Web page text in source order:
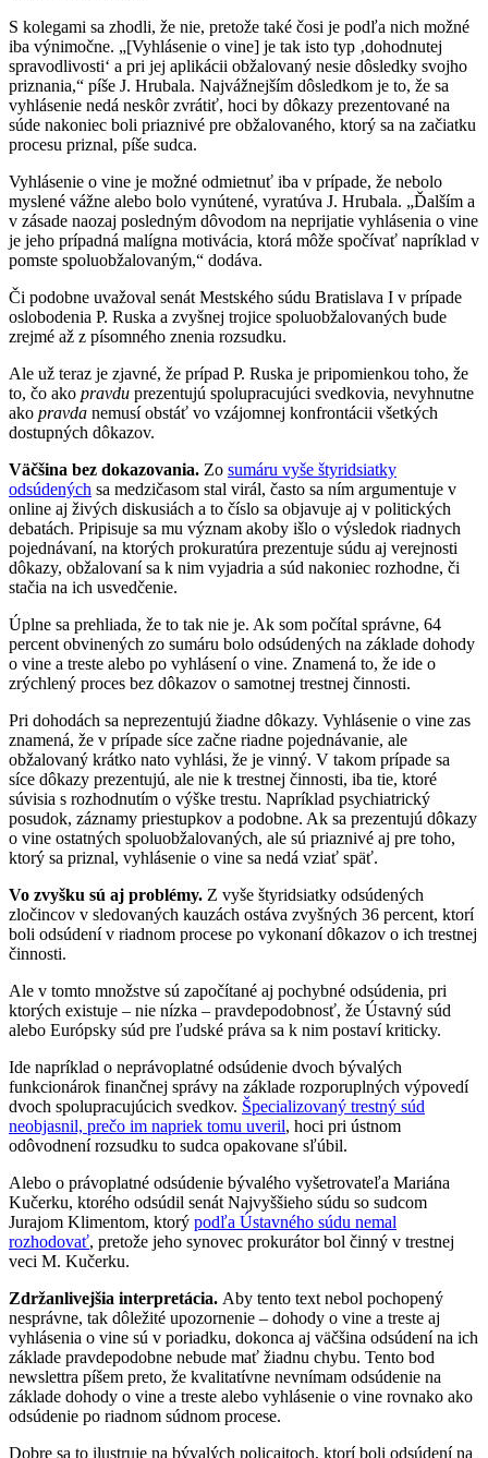
S kolegami sa zhodli, že nie, pretože také čosi je podľa nich možné
iba výnimočne. „[Vyhlásenie o vine] je tak isto typ ‚dohodnutej
spravodlivosti‘ a pri jej aplikácii obžalovaný nesie dôsledky svojho
priznania,“ píše J. Hrubala. Najvážnejším dôsledkom je to, že sa
vyhlásenie nedá neskôr zvrátiť, hoci by dôkazy prezentované na
súde nakoniec boli priaznivé pre obžalovaného, ktorý sa na začiatku
procesu priznal, píše sudca.
Vyhlásenie o vine je možné odmietnuť iba v prípade, že nebolo
myslené vážne alebo bolo vynútené, vyratúva J. Hrubala. „Ďalším a
v zásade naozaj posledným dôvodom na neprijatie vyhlásenia o vine
je jeho prípadná malígna motivácia, ktorá môže spočívať napríklad v
pomste spoluobžalovaným,“ dodáva.
Či podobne uvažoval senát Mestského súdu Bratislava I v prípade
oslobodenia P. Ruska a zvyšnej trojice spoluobžalovaných bude
zrejmé až z písomného znenia rozsudku.
Ale už teraz je zjavné, že prípad P. Ruska je pripomienkou toho, že
to, čo ako pravdu prezentujú spolupracujúci svedkovia, nevyhnutne
ako pravda nemusí obstáť vo vzájomnej konfrontácii všetkých
dostupných dôkazov.
Väčšina bez dokazovania. Zo sumáru vyše štyridsiatky
odsúdených sa medzičasom stal virál, často sa ním argumentuje v
online aj živých diskusiách a to číslo sa objavuje aj v politických
debatách. Pripisuje sa mu význam akoby išlo o výsledok riadnych
pojednávaní, na ktorých prokuratúra prezentuje súdu aj verejnosti
dôkazy, obžalovaní sa k nim vyjadria a súd nakoniec rozhodne, či
stačia na ich usvedčenie.
Úplne sa prehliada, že to tak nie je. Ak som počítal správne, 64
percent obvinených zo sumáru bolo odsúdených na základe dohody
o vine a treste alebo po vyhlásení o vine. Znamená to, že ide o
zrýchlený proces bez dôkazov o samotnej trestnej činnosti.
Pri dohodách sa neprezentujú žiadne dôkazy. Vyhlásenie o vine zas
znamená, že v prípade síce začne riadne pojednávanie, ale
obžalovaný krátko nato vyhlási, že je vinný. V takom prípade sa
síce dôkazy prezentujú, ale nie k trestnej činnosti, iba tie, ktoré
súvisia s rozhodnutím o výške trestu. Napríklad psychiatrický
posudok, záznamy priestupkov a podobne. Ak sa prezentujú dôkazy
o vine ostatných spoluobžalovaných, ale sú priaznivé aj pre toho,
ktorý sa priznal, vyhlásenie o vine sa nedá vziať späť.
Vo zvyšku sú aj problémy. Z vyše štyridsiatky odsúdených
zločincov v sledovaných kauzách ostáva zvyšných 36 percent, ktorí
boli odsúdení v riadnom procese po vykonaní dôkazov o ich trestnej
činnosti.
Ale v tomto množstve sú započítané aj pochybné odsúdenia, pri
ktorých existuje – nie nízka – pravdepodobnosť, že Ústavný súd
alebo Európsky súd pre ľudské práva sa k nim postaví kriticky.
Ide napríklad o neprávoplatné odsúdenie dvoch bývalých
funkcionárok finančnej správy na základe rozporuplných výpovedí
dvoch spolupracujúcich svedkov. Špecializovaný trestný súd
neobjasnil, prečo im napriek tomu uveril, hoci pri ústnom
odôvodnení rozsudku to sudca opakovane sľúbil.
Alebo o právoplatné odsúdenie bývalého vyšetrovateľa Mariána
Kučerku, ktorého odsúdil senát Najvyššieho súdu so sudcom
Jurajom Klimentom, ktorý podľa Ústavného súdu nemal
rozhodovať, pretože jeho synovec prokurátor bol činný v trestnej
veci M. Kučerku.
Zdržanlivejšia interpretácia. Aby tento text nebol pochopený
nesprávne, tak dôležité upozornenie – dohody o vine a treste aj
vyhlásenia o vine sú v poriadku, dokonca aj väčšina odsúdení na ich
základe pravdepodobne nebude mať žiadnu chybu. Tento bod
newslettra píšem preto, že kvalitatívne nevnímam odsúdenie na
základe dohody o vine a treste alebo vyhlásenie o vine rovnako ako
odsúdenie po riadnom súdnom procese.
Dobre sa to ilustruje na bývalých policajtoch, ktorí boli odsúdení na